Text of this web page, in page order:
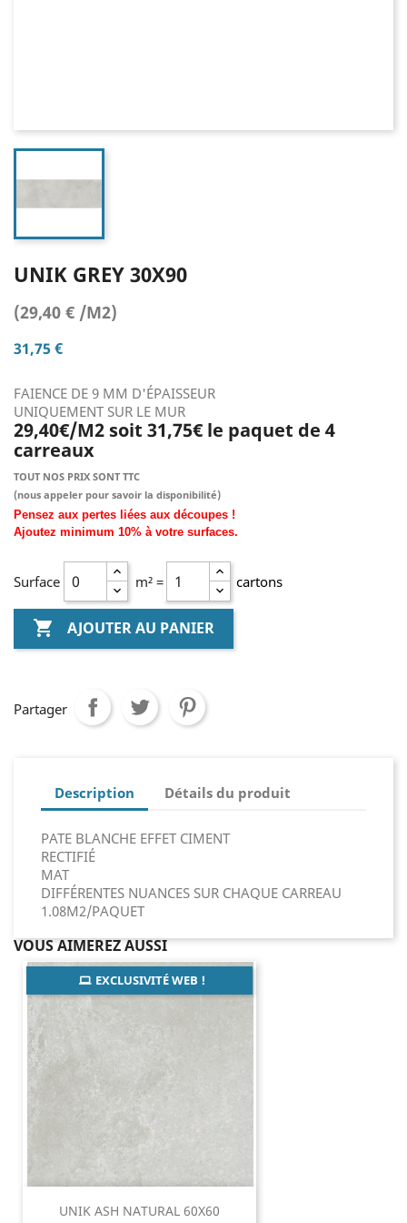
UNIK GREY 30X90
(29,40 € /M2)
31,75 €
FAIENCE DE 9 MM D'ÉPAISSEUR
UNIQUEMENT SUR LE MUR
29,40€/M2 soit 31,75€ le paquet de 4
carreaux
TOUT NOS PRIX SONT TTC
(nous appeler pour savoir la disponibilité)
Pensez aux pertes liées aux découpes !
Ajoutez minimum 10% à votre surfaces.
Surface m² = cartons
 AJOUTER AU PANIER
Partager
Description Détails du produit
PATE BLANCHE EFFET CIMENT
RECTIFIÉ
MAT
DIFFÉRENTES NUANCES SUR CHAQUE CARREAU
1.08M2/PAQUET
VOUS AIMEREZ AUSSI
UNIK ASH NATURAL 60X60
EXCLUSIVITÉ WEB !